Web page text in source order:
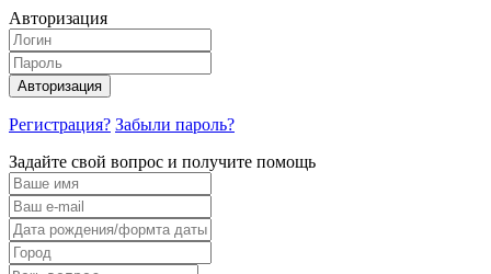
Авторизация
Авторизация
Регистрация? Забыли пароль?
Задайте свой вопрос и получите помощь